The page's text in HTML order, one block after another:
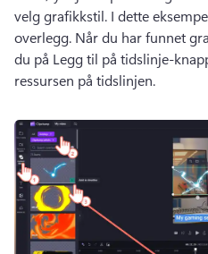
velg grafikkstil. I dette
overlegg. Når du har funnet
du på Legg til på tidslinje-
ressursen på tidslinjen.